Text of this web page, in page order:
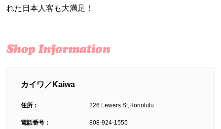
れた日本人客も大満足！
カイワ／Kaiwa
住所： 226 Lewers St,Honolulu
電話番号： 808-924-1555